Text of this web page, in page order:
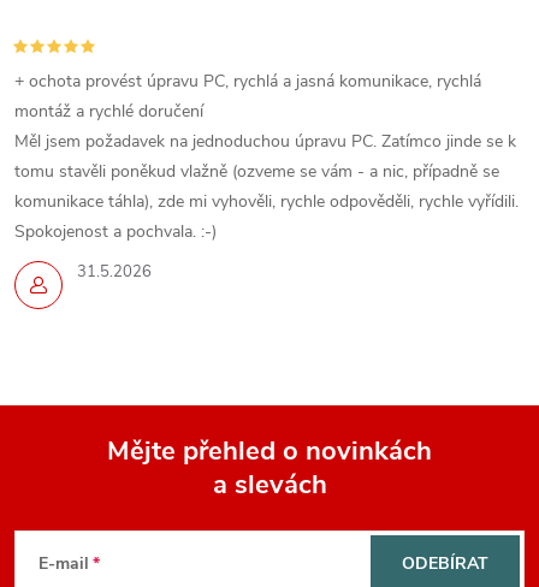
31.5.2026
+ ochota provést úpravu PC, rychlá a jasná komunikace, rychlá
montáž a rychlé doručení
Měl jsem požadavek na jednoduchou úpravu PC. Zatímco jinde se k
tomu stavěli poněkud vlažně (ozveme se vám - a nic, případně se
komunikace táhla), zde mi vyhověli, rychle odpověděli, rychle vyřídili.
Spokojenost a pochvala. :-)
Mějte přehled o novinkách
a slevách
E-mail ODEBÍRAT